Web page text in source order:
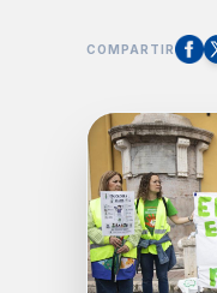
COMPARTIR